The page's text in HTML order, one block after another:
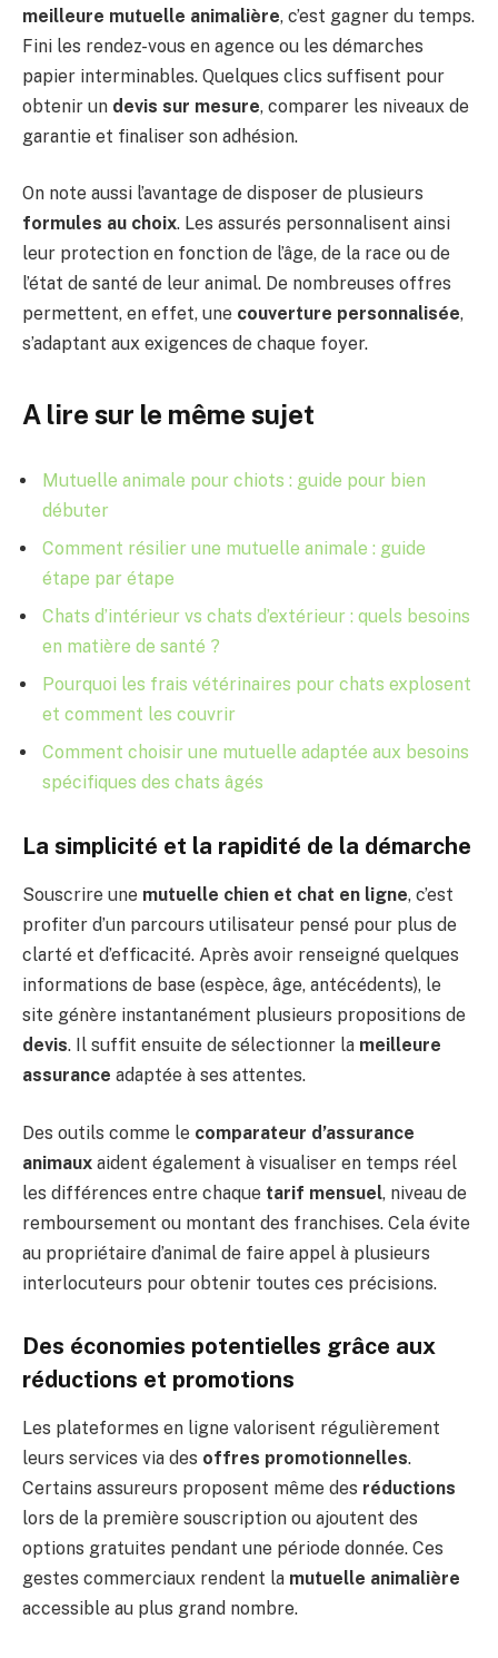
meilleure mutuelle animalière, c’est gagner du temps.
Fini les rendez-vous en agence ou les démarches
papier interminables. Quelques clics suffisent pour
obtenir un devis sur mesure, comparer les niveaux de
garantie et finaliser son adhésion.
On note aussi l’avantage de disposer de plusieurs
formules au choix. Les assurés personnalisent ainsi
leur protection en fonction de l’âge, de la race ou de
l’état de santé de leur animal. De nombreuses offres
permettent, en effet, une couverture personnalisée,
s’adaptant aux exigences de chaque foyer.
A lire sur le même sujet
Mutuelle animale pour chiots : guide pour bien
débuter
Comment résilier une mutuelle animale : guide
étape par étape
Chats d’intérieur vs chats d’extérieur : quels besoins
en matière de santé ?
Pourquoi les frais vétérinaires pour chats explosent
et comment les couvrir
Comment choisir une mutuelle adaptée aux besoins
spécifiques des chats âgés
La simplicité et la rapidité de la démarche
Souscrire une mutuelle chien et chat en ligne, c’est
profiter d’un parcours utilisateur pensé pour plus de
clarté et d’efficacité. Après avoir renseigné quelques
informations de base (espèce, âge, antécédents), le
site génère instantanément plusieurs propositions de
devis. Il suffit ensuite de sélectionner la meilleure
assurance adaptée à ses attentes.
Des outils comme le comparateur d’assurance
animaux aident également à visualiser en temps réel
les différences entre chaque tarif mensuel, niveau de
remboursement ou montant des franchises. Cela évite
au propriétaire d’animal de faire appel à plusieurs
interlocuteurs pour obtenir toutes ces précisions.
Des économies potentielles grâce aux
réductions et promotions
Les plateformes en ligne valorisent régulièrement
leurs services via des offres promotionnelles.
Certains assureurs proposent même des réductions
lors de la première souscription ou ajoutent des
options gratuites pendant une période donnée. Ces
gestes commerciaux rendent la mutuelle animalière
accessible au plus grand nombre.